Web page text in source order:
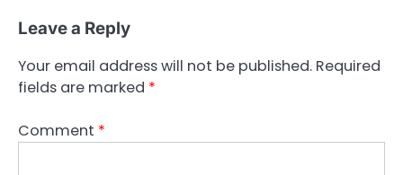
Leave a Reply
Your email address will not be published. Required
fields are marked *
Comment *